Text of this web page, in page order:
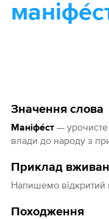
Значення слова
Маніфе́ст— урочисте
влади до народу з
Приклад
Напишемо відкритий
Походження